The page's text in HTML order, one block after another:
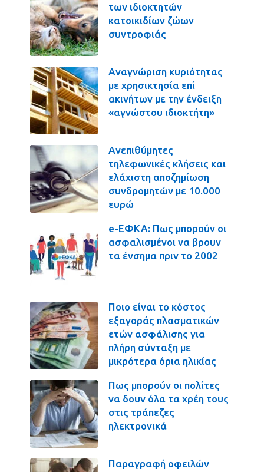
των ιδιοκτητών
κατοικιδίων ζώων
συντροφιάς
Αναγνώριση κυριότητας
με χρησικτησία επί
ακινήτων με την ένδειξη
«αγνώστου ιδιοκτήτη»
Ανεπιθύμητες
τηλεφωνικές κλήσεις και
ελάχιστη αποζημίωση
συνδρομητών με 10.000
ευρώ
e-ΕΦΚΑ: Πως μπορούν οι
ασφαλισμένοι να βρουν
τα ένσημα πριν το 2002
Ποιο είναι το κόστος
εξαγοράς πλασματικών
ετών ασφάλισης για
πλήρη σύνταξη με
μικρότερα όρια ηλικίας
Πως μπορούν οι πολίτες
να δουν όλα τα χρέη τους
στις τράπεζες
ηλεκτρονικά
Παραγραφή οφειλών